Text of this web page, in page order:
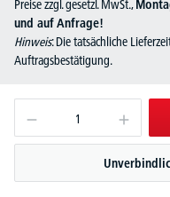
Preise zzgl. gesetzl. MwSt.,
und auf Anfrage!
Hinweis: Die tatsächliche
Auftragsbestätigung.